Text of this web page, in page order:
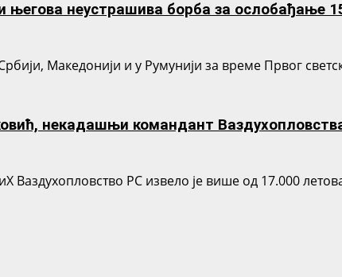
неустрашива борба за ослобађање
Македонији и у Румунији за време Првог
некадашњи командант
Ваздухопловство РС извело је више од 17.000